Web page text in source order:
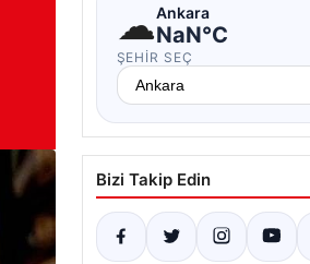
☁Ankara
NaN°C
ŞEHIR SEÇ
Bizi Takip Edin